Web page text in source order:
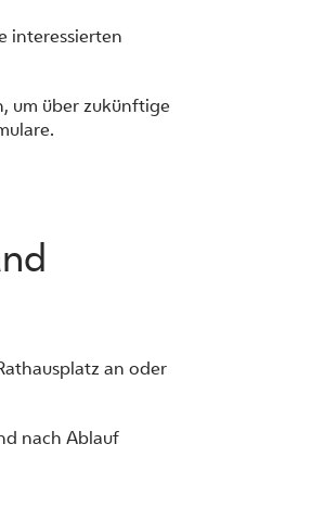
interessierten
um über zukünftige
an oder
nach Ablauf